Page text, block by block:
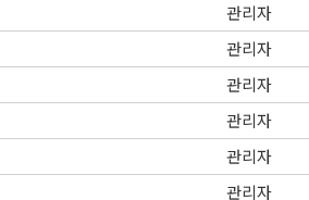
관리자
관리자
관리자
관리자
관리자
관리자